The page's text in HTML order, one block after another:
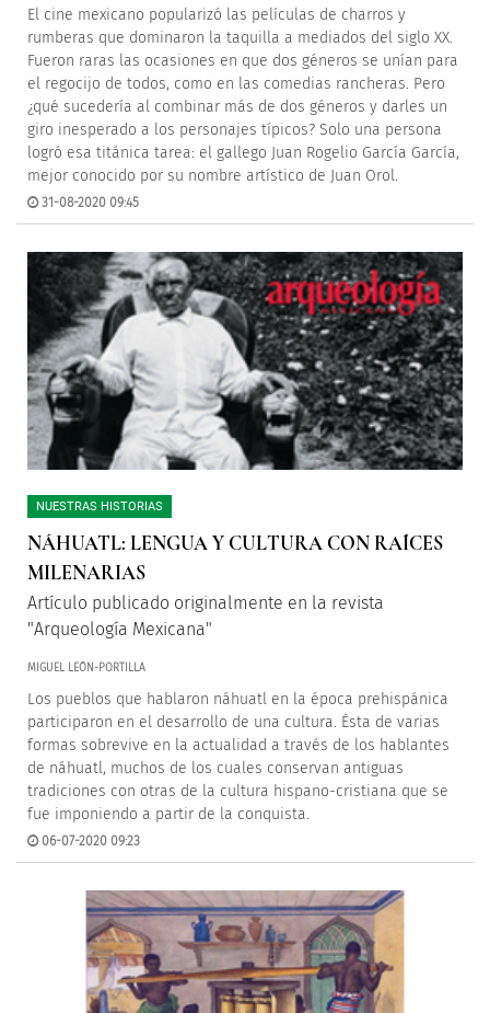
El cine mexicano popularizó las películas de charros y
rumberas que dominaron la taquilla a mediados del siglo XX.
Fueron raras las ocasiones en que dos géneros se unían para
el regocijo de todos, como en las comedias rancheras. Pero
¿qué sucedería al combinar más de dos géneros y darles un
giro inesperado a los personajes típicos? Solo una persona
logró esa titánica tarea: el gallego Juan Rogelio García García,
mejor conocido por su nombre artístico de Juan Orol.
31-08-2020 09:45
NUESTRAS HISTORIAS
NÁHUATL: LENGUA Y CULTURA CON RAÍCES
MILENARIAS
Artículo publicado originalmente en la revista
"Arqueología Mexicana"
MIGUEL LEÓN-PORTILLA
Los pueblos que hablaron náhuatl en la época prehispánica
participaron en el desarrollo de una cultura. Ésta de varias
formas sobrevive en la actualidad a través de los hablantes
de náhuatl, muchos de los cuales conservan antiguas
tradiciones con otras de la cultura hispano-cristiana que se
fue imponiendo a partir de la conquista.
06-07-2020 09:23